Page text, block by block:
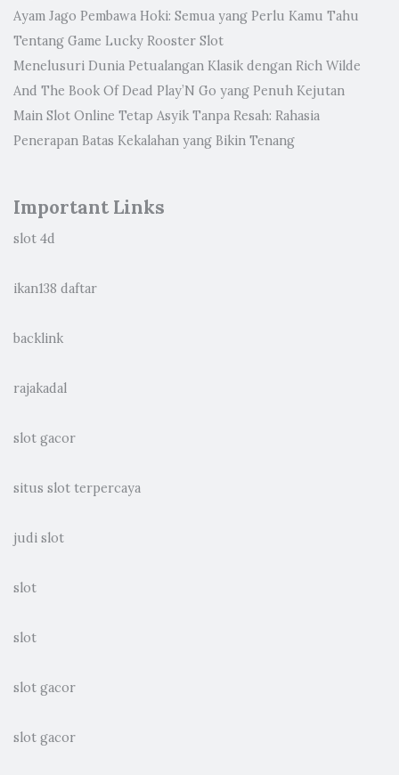
Ayam Jago Pembawa Hoki: Semua yang Perlu Kamu Tahu
Tentang Game Lucky Rooster Slot
Menelusuri Dunia Petualangan Klasik dengan Rich Wilde
And The Book Of Dead Play’N Go yang Penuh Kejutan
Main Slot Online Tetap Asyik Tanpa Resah: Rahasia
Penerapan Batas Kekalahan yang Bikin Tenang
Important Links
slot 4d
ikan138 daftar
backlink
rajakadal
slot gacor
situs slot terpercaya
judi slot
slot
slot
slot gacor
slot gacor